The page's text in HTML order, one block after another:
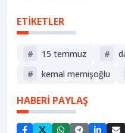
ETİKETLER
# 15 temmuz #
#
kemal memişoğlu
HABERİ PAYLAŞ